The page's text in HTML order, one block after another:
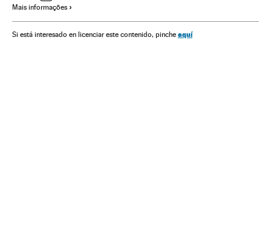
Estilo vida
Ciências naturais Ciência
Mais informações
Si está interesado en licenciar este contenido, pinche aquí